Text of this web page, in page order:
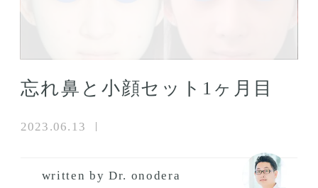
忘れ鼻と小顔セット1ヶ月目
2023.06.13
written by Dr. onodera